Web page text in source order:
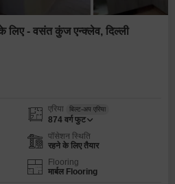
लिए - वसंत कुंज एन्क्लेव, दिल्ली
एरिया बिल्ट-अप एरिया
874 वर्ग फुट
पॉसेशन स्थिति
रहने के लिए तैयार
Flooring
मार्बल Flooring